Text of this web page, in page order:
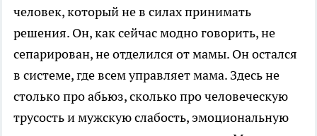
человек, который не в силах принимать
решения. Он, как сейчас модно говорить, не
сепарирован, не отделился от мамы. Он остался
в системе, где всем управляет мама. Здесь не
столько про абьюз, сколько про человеческую
трусость и мужскую слабость, эмоциональную